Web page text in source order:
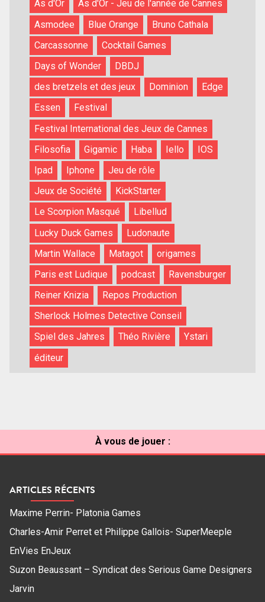
As d'Or
As d'Or - Jeu de l'année de Cannes
Asmodee
Blue Orange
Bruno Cathala
Carcassonne
Cocktail Games
Days of Wonder
DBDJ
des bretzels et des jeux
Dominion
Edge
Essen
Festival
Festival International des Jeux de Cannes
Filosofia
Gigamic Haba Iello
IOS
Ipad
Iphone
Jeu de rôle
Jeux de Société
KickStarter
Le Scorpion Masqué
Libellud
Lucky Duck Games
Ludonaute
Martin Wallace
Matagot
origames
Paris est Ludique
podcast
Ravensburger
Reiner Knizia
Repos Production
Sherlock Holmes Detective Conseil
Spiel des Jahres
Théo Rivière
Ystari
éditeur
À vous de jouer :
ARTICLES RÉCENTS
Maxime Perrin- Platonia Games
Charles-Amir Perret et Philippe Gallois- SuperMeeple
EnVies EnJeux
Suzon Beaussant – Syndicat des Serious Game Designers
Jarvin